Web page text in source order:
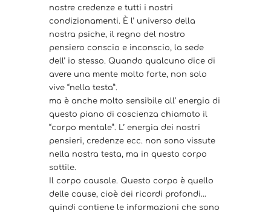
nostre credenze e tutti i nostri
condizionamenti. È l’ universo della
nostra psiche, il regno del nostro
pensiero conscio e inconscio, la sede
dell’ io stesso. Quando qualcuno dice di
avere una mente molto forte, non solo
vive “nella testa”.
ma è anche molto sensibile all’ energia di
questo piano di coscienza chiamato il
“corpo mentale”. L’ energia dei nostri
pensieri, credenze ecc. non sono vissute
nella nostra testa, ma in questo corpo
sottile.
Il corpo causale. Questo corpo è quello
delle cause, cioè dei ricordi profondi…
quindi contiene le informazioni che sono